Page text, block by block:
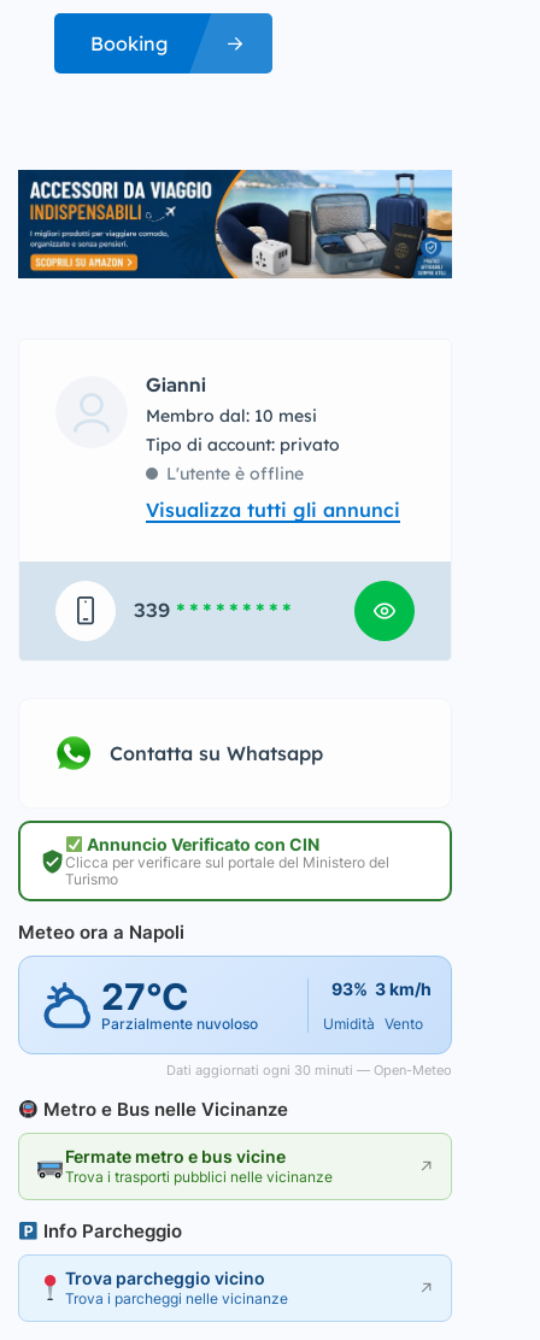
Booking
Gianni
Membro dal: 10 mesi
tipo di account: privato
L'utente è offline
Visualizza tutti gli annunci
339 * * * * * * * * *
Contatta su Whatsapp
Annuncio Verificato con CIN
Clicca per verificare sul portale del Ministero del
Turismo
Meteo ora a Napoli
27°C
Parzialmente nuvoloso
93%
Umidità
3 km/h
Vento
Dati aggiornati ogni 30 minuti — Open-Meteo
Metro e Bus nelle Vicinanze
Fermate metro e bus vicine
Trova i trasporti pubblici nelle vicinanze ↗
Info Parcheggio
Trova parcheggio vicino
Trova i parcheggi nelle vicinanze ↗